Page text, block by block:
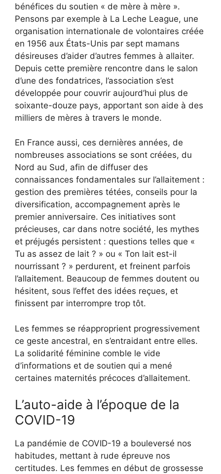
bénéfices du soutien « de mère à mère ».
Pensons par exemple à La Leche League, une
organisation internationale de volontaires créée
en 1956 aux États-Unis par sept mamans
désireuses d’aider d’autres femmes à allaiter.
Depuis cette première rencontre dans le salon
d’une des fondatrices, l’association s’est
développée pour couvrir aujourd’hui plus de
soixante-douze pays, apportant son aide à des
milliers de mères à travers le monde.
En France aussi, ces dernières années, de
nombreuses associations se sont créées, du
Nord au Sud, afin de diffuser des
connaissances fondamentales sur l’allaitement :
gestion des premières tétées, conseils pour la
diversification, accompagnement après le
premier anniversaire. Ces initiatives sont
précieuses, car dans notre société, les mythes
et préjugés persistent : questions telles que «
Tu as assez de lait ? » ou « Ton lait est-il
nourrissant ? » perdurent, et freinent parfois
l’allaitement. Beaucoup de femmes doutent ou
hésitent, sous l’effet des idées reçues, et
finissent par interrompre trop tôt.
Les femmes se réapproprient progressivement
ce geste ancestral, en s’entraidant entre elles.
La solidarité féminine comble le vide
d’informations et de soutien qui a mené
certaines maternités précoces d’allaitement.
L’auto-aide à l’époque de la
COVID-19
La pandémie de COVID-19 a bouleversé nos
habitudes, mettant à rude épreuve nos
certitudes. Les femmes en début de grossesse